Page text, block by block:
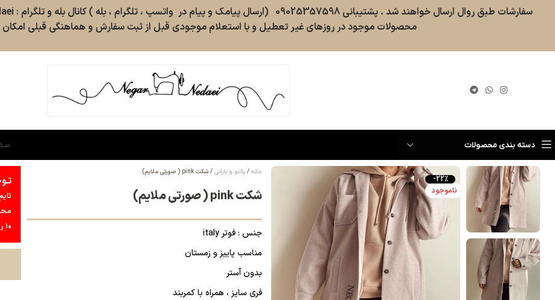
دسته بندی محصولات
-22%
ناموجود
خانه پالتو و بارانی شکت pink ( صورتی ملایم)
شکت pink ( صورتی ملایم)
جنس : فوتر italy
مناسب پاییز و زمستان
بدون آستر
فری سایز ، همراه با کمربند
۱۰ روز کاری آماده و سپس ارسال خواهند شد
محصولات موجود در روزهای غیر تعطیل و با استعلام موجودی قبل از ثبت سفارش و هماهنگی قبلی